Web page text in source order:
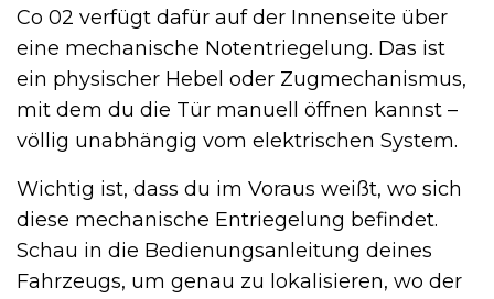
Co 02 verfügt dafür auf der Innenseite über
eine mechanische Notentriegelung. Das ist
ein physischer Hebel oder Zugmechanismus,
mit dem du die Tür manuell öffnen kannst –
völlig unabhängig vom elektrischen System.
Wichtig ist, dass du im Voraus weißt, wo sich
diese mechanische Entriegelung befindet.
Schau in die Bedienungsanleitung deines
Fahrzeugs, um genau zu lokalisieren, wo der